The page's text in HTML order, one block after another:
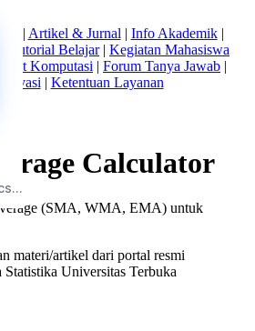
| Artikel & Jurnal | Info Akademik|
Tutorial Belajar| Kegiatan Mahasiswa
Alat Komputasi | Forum Tanya Jawab |
| Ketentuan Layanan
Calculator
(SMA, WMA, EMA) untuk
materi/artikel dari portal resmi
Universitas Terbuka